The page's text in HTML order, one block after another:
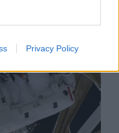
Privacy Policy
първи път
вируси